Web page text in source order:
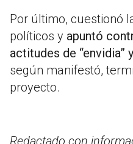
Por último, cuestionó
políticos y apuntó
actitudes de “envidia”
según manifestó,
proyecto.
Redactado con